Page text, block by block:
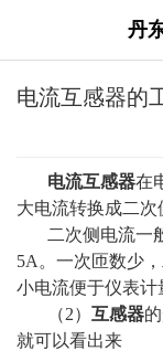
丹
电流互感器的
电流互感器在
大电流转换成二次
二次侧电流一
5A。一次匝数少
小电流便于仪表计
（2） 互感器
就可以看出来